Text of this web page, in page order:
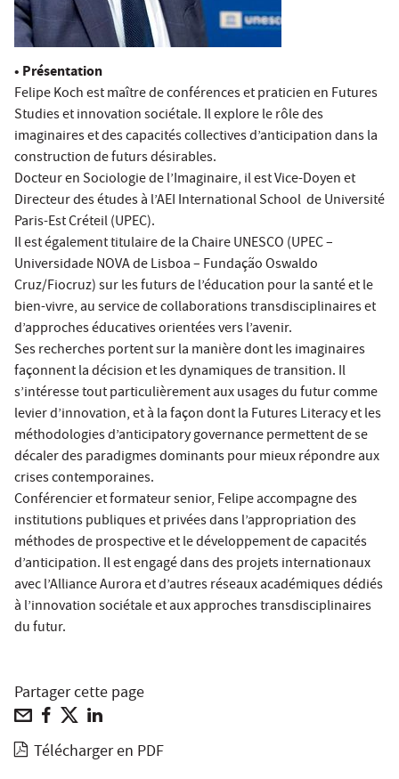
• Présentation
Felipe Koch est maître de conférences et praticien en Futures
Studies et innovation sociétale. Il explore le rôle des
imaginaires et des capacités collectives d’anticipation dans la
construction de futurs désirables.
Docteur en Sociologie de l’Imaginaire, il est Vice-Doyen et
Directeur des études à l’AEI International School de Université
Paris-Est Créteil (UPEC).
Il est également titulaire de la Chaire UNESCO (UPEC –
Universidade NOVA de Lisboa – Fundação Oswaldo
Cruz/Fiocruz) sur les futurs de l’éducation pour la santé et le
bien-vivre, au service de collaborations transdisciplinaires et
d’approches éducatives orientées vers l’avenir.
Ses recherches portent sur la manière dont les imaginaires
façonnent la décision et les dynamiques de transition. Il
s’intéresse tout particulièrement aux usages du futur comme
levier d’innovation, et à la façon dont la Futures Literacy et les
méthodologies d’anticipatory governance permettent de se
décaler des paradigmes dominants pour mieux répondre aux
crises contemporaines.
Conférencier et formateur senior, Felipe accompagne des
institutions publiques et privées dans l’appropriation des
méthodes de prospective et le développement de capacités
d’anticipation. Il est engagé dans des projets internationaux
avec l’Alliance Aurora et d’autres réseaux académiques dédiés
à l’innovation sociétale et aux approches transdisciplinaires
du futur.
Partager cette page
Télécharger en PDF